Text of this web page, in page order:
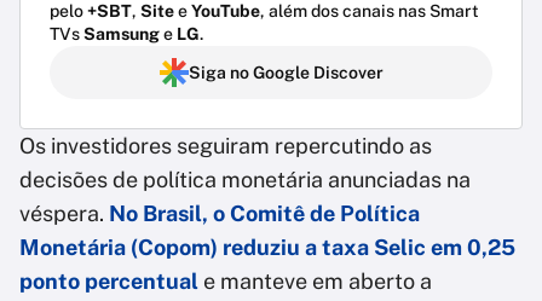
pelo+SBT, SiteeYouTube, além dos canais nas Smart
TVsSamsunge LG.
Siga no Google Discover
Os investidores seguiram repercutindo as
decisões de política monetária anunciadas na
véspera. No Brasil, o Comitê de Política
Monetária (Copom) reduziu a taxa Selic em 0,25
ponto percentual e manteve em aberto a